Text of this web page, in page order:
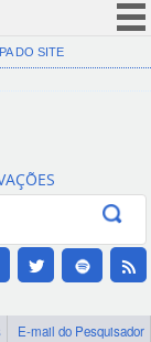
(COVID-19)
Canais
DO SITE
E-mail do Pesquisador